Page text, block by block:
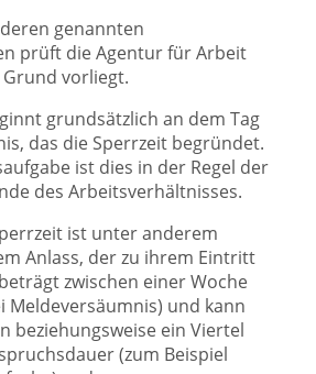
genannten
prüft die Agentur für Arbeit
vorliegt.
grundsätzlich an dem Tag
das die Sperrzeit begründet.
ist dies in der Regel der
des Arbeitsverhältnisses.
ist unter anderem
Anlass, der zu ihrem Eintritt
zwischen einer Woche
Meldeversäumnis) und kann
beziehungsweise ein Viertel
(zum Beispiel